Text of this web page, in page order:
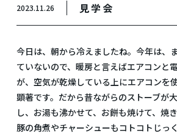
2023.11.26 見学会
今日は、朝から冷えましたね。今年は、
ていないので、暖房と言えばエアコンと
が、空気が乾燥している上にエアコンを
顕著です。だから昔ながらのストーブが
し、お湯も沸かせて、お餅も焼けて、焼
豚の角煮やチャーシューもコトコトじっ